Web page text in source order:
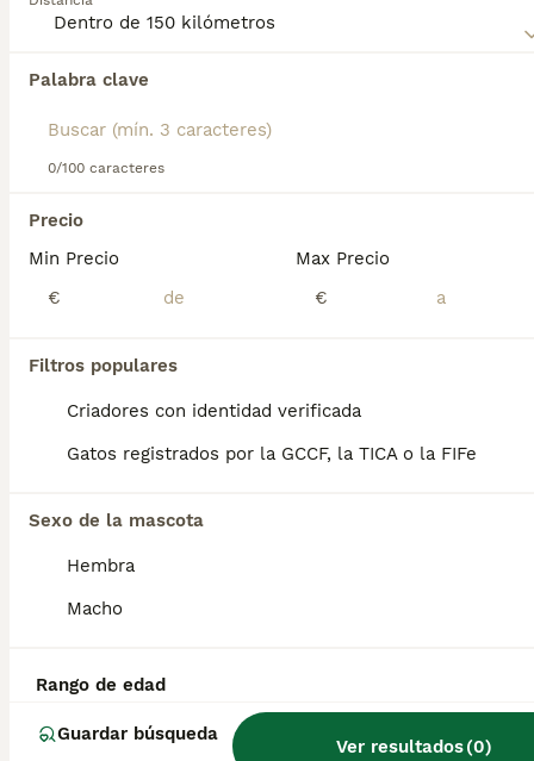
Palabra clave
0/100 caracteres
Precio
Min Precio
€
Max Precio
€
Filtros populares
Criadores con identidad verificada
Gatos registrados por la GCCF, la TICA o la FIFe
Sexo de la mascota
Hembra
Macho
Rango de edad
Guardar búsqueda
Ver resultados(0)
Encontramos 0 Cartujo Gatos para monta en
Si deseas exactamente esta búsqueda guarda tu
búsqueda y espera el resultado perfecto:
Preguntas frecuentes
¿Cuánto vale un gato
cartujo?
El coste de adquisición de esta raza puede
reputación del criador y la ubicación
geográfica. Es fundamental acudir a
criadores responsables que garanticen la
Informarse bien y comparar opciones antes
¿Qué es un gato cartujo?